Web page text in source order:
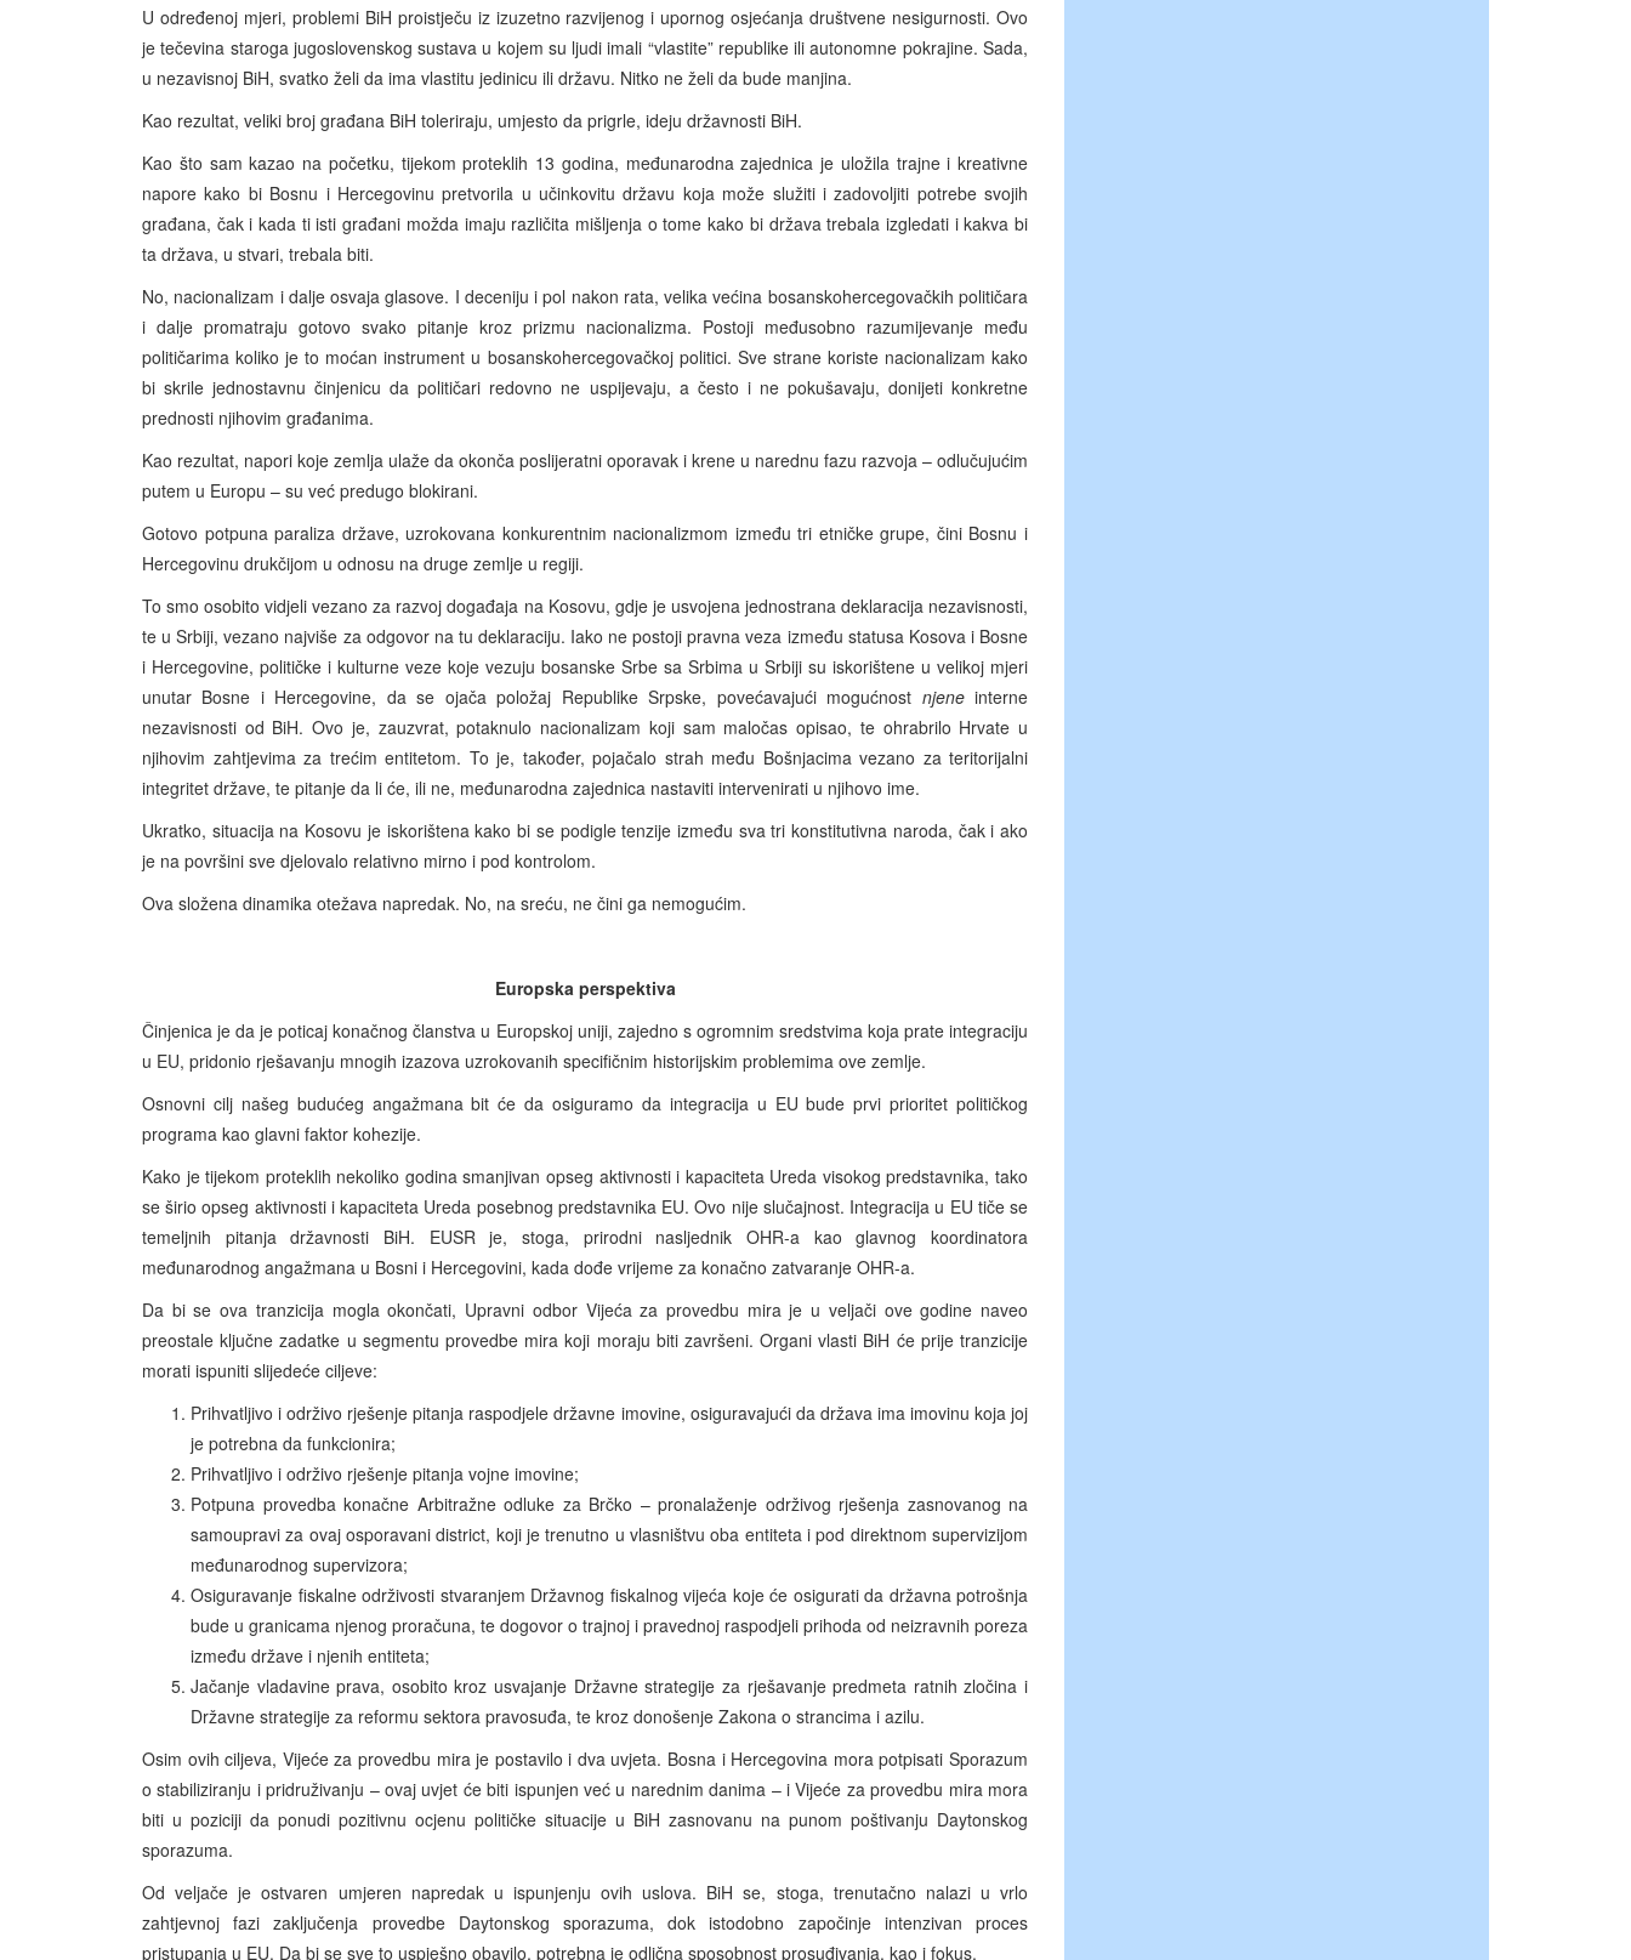
U određenoj mjeri, problemi BiH proistječu iz izuzetno razvijenog i upornog osjećanja društvene nesigurnosti. Ovo
je tečevina staroga jugoslovenskog sustava u kojem su ljudi imali “vlastite” republike ili autonomne pokrajine. Sada,
u nezavisnoj BiH, svatko želi da ima vlastitu jedinicu ili državu. Nitko ne želi da bude manjina.
Kao rezultat, veliki broj građana BiH toleriraju, umjesto da prigrle, ideju državnosti BiH.
Kao što sam kazao na početku, tijekom proteklih 13 godina, međunarodna zajednica je uložila trajne i kreativne
napore kako bi Bosnu i Hercegovinu pretvorila u učinkovitu državu koja može služiti i zadovoljiti potrebe svojih
građana, čak i kada ti isti građani možda imaju različita mišljenja o tome kako bi država trebala izgledati i kakva bi
ta država, u stvari, trebala biti.
No, nacionalizam i dalje osvaja glasove. I deceniju i pol nakon rata, velika većina bosanskohercegovačkih političara
i dalje promatraju gotovo svako pitanje kroz prizmu nacionalizma. Postoji međusobno razumijevanje među
političarima koliko je to moćan instrument u bosanskohercegovačkoj politici. Sve strane koriste nacionalizam kako
bi skrile jednostavnu činjenicu da političari redovno ne uspijevaju, a često i ne pokušavaju, donijeti konkretne
prednosti njihovim građanima.
Kao rezultat, napori koje zemlja ulaže da okonča poslijeratni oporavak i krene u narednu fazu razvoja – odlučujućim
putem u Europu – su već predugo blokirani.
Gotovo potpuna paraliza države, uzrokovana konkurentnim nacionalizmom između tri etničke grupe, čini Bosnu i
Hercegovinu drukčijom u odnosu na druge zemlje u regiji.
To smo osobito vidjeli vezano za razvoj događaja na Kosovu, gdje je usvojena jednostrana deklaracija nezavisnosti,
te u Srbiji, vezano najviše za odgovor na tu deklaraciju. Iako ne postoji pravna veza između statusa Kosova i Bosne
i Hercegovine, političke i kulturne veze koje vezuju bosanske Srbe sa Srbima u Srbiji su iskorištene u velikoj mjeri
unutar Bosne i Hercegovine, da se ojača položaj Republike Srpske, povećavajući mogućnost njeneinterne
nezavisnosti od BiH. Ovo je, zauzvrat, potaknulo nacionalizam koji sam maločas opisao, te ohrabrilo Hrvate u
njihovim zahtjevima za trećim entitetom. To je, također, pojačalo strah među Bošnjacima vezano za teritorijalni
integritet države, te pitanje da li će, ili ne, međunarodna zajednica nastaviti intervenirati u njihovo ime.
Ukratko, situacija na Kosovu je iskorištena kako bi se podigle tenzije između sva tri konstitutivna naroda, čak i ako
je na površini sve djelovalo relativno mirno i pod kontrolom.
Ova složena dinamika otežava napredak. No, na sreću, ne čini ga nemogućim.
Europska perspektiva
Činjenica je da je poticaj konačnog članstva u Europskoj uniji, zajedno s ogromnim sredstvima koja prate integraciju
u EU, pridonio rješavanju mnogih izazova uzrokovanih specifičnim historijskim problemima ove zemlje.
Osnovni cilj našeg budućeg angažmana bit će da osiguramo da integracija u EU bude prvi prioritet političkog
programa kao glavni faktor kohezije.
Kako je tijekom proteklih nekoliko godina smanjivan opseg aktivnosti i kapaciteta Ureda visokog predstavnika, tako
se širio opseg aktivnosti i kapaciteta Ureda posebnog predstavnika EU. Ovo nije slučajnost. Integracija u EU tiče se
temeljnih pitanja državnosti BiH. EUSR je, stoga, prirodni nasljednik OHR-a kao glavnog koordinatora
međunarodnog angažmana u Bosni i Hercegovini, kada dođe vrijeme za konačno zatvaranje OHR-a.
Da bi se ova tranzicija mogla okončati, Upravni odbor Vijeća za provedbu mira je u veljači ove godine naveo
preostale ključne zadatke u segmentu provedbe mira koji moraju biti završeni. Organi vlasti BiH će prije tranzicije
morati ispuniti slijedeće ciljeve:
Prihvatljivo i održivo rješenje pitanja raspodjele državne imovine, osiguravajući da država ima imovinu koja joj
je potrebna da funkcionira;
Prihvatljivo i održivo rješenje pitanja vojne imovine;
Potpuna provedba konačne Arbitražne odluke za Brčko – pronalaženje održivog rješenja zasnovanog na
samoupravi za ovaj osporavani district, koji je trenutno u vlasništvu oba entiteta i pod direktnom supervizijom
međunarodnog supervizora;
Osiguravanje fiskalne održivosti stvaranjem Državnog fiskalnog vijeća koje će osigurati da državna potrošnja
bude u granicama njenog proračuna, te dogovor o trajnoj i pravednoj raspodjeli prihoda od neizravnih poreza
između države i njenih entiteta;
Jačanje vladavine prava, osobito kroz usvajanje Državne strategije za rješavanje predmeta ratnih zločina i
Državne strategije za reformu sektora pravosuđa, te kroz donošenje Zakona o strancima i azilu.
Osim ovih ciljeva, Vijeće za provedbu mira je postavilo i dva uvjeta. Bosna i Hercegovina mora potpisati Sporazum
o stabiliziranju i pridruživanju – ovaj uvjet će biti ispunjen već u narednim danima – i Vijeće za provedbu mira mora
biti u poziciji da ponudi pozitivnu ocjenu političke situacije u BiH zasnovanu na punom poštivanju Daytonskog
sporazuma.
Od veljače je ostvaren umjeren napredak u ispunjenju ovih uslova. BiH se, stoga, trenutačno nalazi u vrlo
zahtjevnoj fazi zaključenja provedbe Daytonskog sporazuma, dok istodobno započinje intenzivan proces
pristupanja u EU. Da bi se sve to uspješno obavilo, potrebna je odlična sposobnost prosuđivanja, kao i fokus.